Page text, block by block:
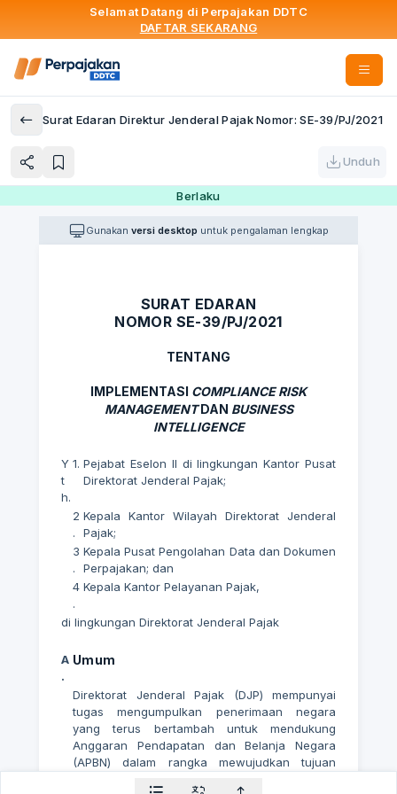
Selamat Datang di Perpajakan DDTC
DAFTAR SEKARANG
Surat Edaran Direktur Jenderal Pajak Nomor: SE-39/PJ/2021
Unduh
Berlaku
Gunakan versi desktop untuk pengalaman lengkap
SURAT EDARAN
NOMOR SE-39/PJ/2021
TENTANG
IMPLEMENTASI COMPLIANCE RISK
MANAGEMENTDAN BUSINESS
INTELLIGENCE
Y
t
h.
1. Pejabat Eselon II di lingkungan Kantor Pusat
Direktorat Jenderal Pajak;
2
.
Kepala Kantor Wilayah Direktorat Jenderal
Pajak;
3
.
Kepala Pusat Pengolahan Data dan Dokumen
Perpajakan; dan
4
.
Kepala Kantor Pelayanan Pajak,
di lingkungan Direktorat Jenderal Pajak
A
.
Umum
Direktorat Jenderal Pajak (DJP) mempunyai
tugas mengumpulkan penerimaan negara
yang terus bertambah untuk mendukung
Anggaran Pendapatan dan Belanja Negara
(APBN) dalam rangka mewujudkan tujuan